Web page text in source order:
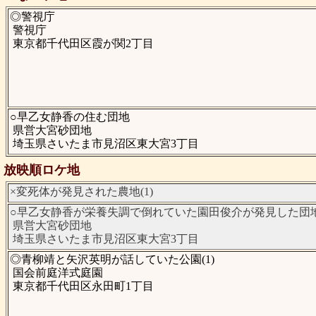
◎警視庁
警視庁
東京都千代田区霞が関2丁目
○早乙女静香の住む団地
県営大宮砂団地
埼玉県さいたま市見沼区東大宮3丁目
放映順ロケ地
×変死体が発見された農地(1)
○早乙女静香が栄養失調で倒れていた園田俊介が発見した団
県営大宮砂団地
埼玉県さいたま市見沼区東大宮3丁目
◎青柳靖と矢沢英明が話していた公園(1)
国会前庭洋式庭園
東京都千代田区永田町1丁目